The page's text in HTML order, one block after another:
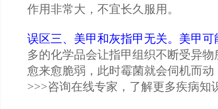
作用非常大，不宜长久服用。
误区三、美甲和灰指甲无关。美甲可
多的化学品会让指甲组织不断受异
愈来愈脆弱，此时霉菌就会伺机而
>>>咨询在线专家，了解更多疾病知